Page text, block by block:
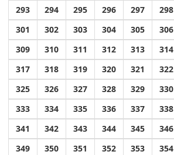
293
294 295 296 297 298
301
302 303 304 305 306
309
310 311 312 313 314
317
318 319 320 321 322
325
326 327 328 329 330
333
334 335 336 337 338
341
342 343 344 345 346
349
350 351 352 353 354